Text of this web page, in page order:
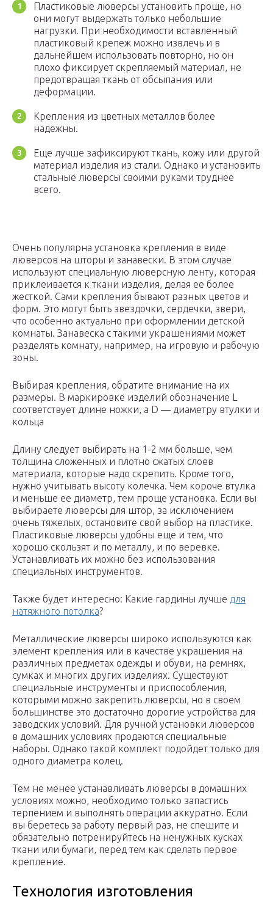
Пластиковые люверсы установить проще, но
они могут выдержать только небольшие
нагрузки. При необходимости вставленный
пластиковый крепеж можно извлечь и в
дальнейшем использовать повторно, но он
плохо фиксирует скрепляемый материал, не
предотвращая ткань от обсыпания или
деформации.
Крепления из цветных металлов более
надежны.
Еще лучше зафиксируют ткань, кожу или другой
материал изделия из стали. Однако и установить
стальные люверсы своими руками труднее
всего.
Очень популярна установка крепления в виде
люверсов на шторы и занавески. В этом случае
используют специальную люверсную ленту, которая
приклеивается к ткани изделия, делая ее более
жесткой. Сами крепления бывают разных цветов и
форм. Это могут быть звездочки, сердечки, звери,
что особенно актуально при оформлении детской
комнаты. Занавеска с такими украшениями может
разделять комнату, например, на игровую и рабочую
зоны.
Выбирая крепления, обратите внимание на их
размеры. В маркировке изделий обозначение L
соответствует длине ножки, а D — диаметру втулки и
кольца
Длину следует выбирать на 1-2 мм больше, чем
толщина сложенных и плотно сжатых слоев
материала, которые надо скрепить. Кроме того,
нужно учитывать высоту колечка. Чем короче втулка
и меньше ее диаметр, тем проще установка. Если вы
выбираете люверсы для штор, за исключением
очень тяжелых, остановите свой выбор на пластике.
Пластиковые люверсы удобны еще и тем, что
хорошо скользят и по металлу, и по веревке.
Устанавливать их можно без использования
специальных инструментов.
Также будет интересно: Какие гардины лучше для
натяжного потолка?
Металлические люверсы широко используются как
элемент крепления или в качестве украшения на
различных предметах одежды и обуви, на ремнях,
сумках и многих других изделиях. Существуют
специальные инструменты и приспособления,
которыми можно закрепить люверсы, но в своем
большинстве это достаточно дорогие устройства для
заводских условий. Для ручной установки люверсов
в домашних условиях продаются специальные
наборы. Однако такой комплект подойдет только для
одного диаметра колец.
Тем не менее устанавливать люверсы в домашних
условиях можно, необходимо только запастись
терпением и выполнять операции аккуратно. Если
вы беретесь за работу первый раз, не спешите и
обязательно потренируйтесь на ненужных кусках
ткани или бумаги, перед тем как сделать первое
крепление.
Технология изготовления